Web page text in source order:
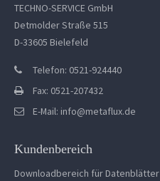
TECHNO-SERVICE GmbH
Detmolder Straße 515
D-33605 Bielefeld
Telefon: 0521-924440
Fax: 0521-207432
E-Mail: info@metaflux.de
Kundenbereich
Downloadbereich für Datenblätter